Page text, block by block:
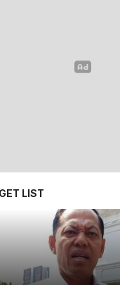
LIST